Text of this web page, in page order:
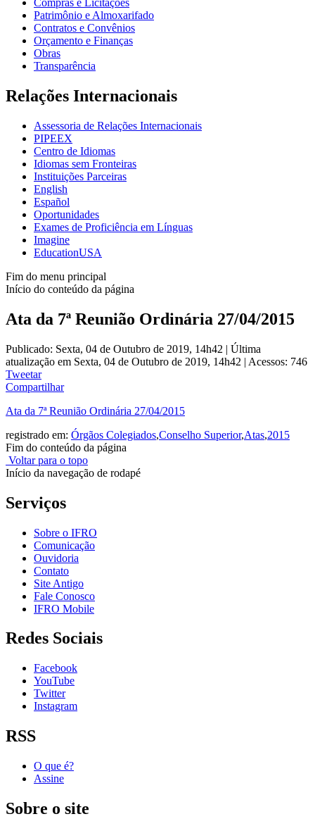
Compras e Licitações
Patrimônio e Almoxarifado
Contratos e Convênios
Orçamento e Finanças
Obras
Transparência
Relações Internacionais
Assessoria de Relações Internacionais
PIPEEX
Centro de Idiomas
Idiomas sem Fronteiras
Instituições Parceiras
English
Español
Oportunidades
Exames de Proficiência em Línguas
Imagine
EducationUSA
Fim do menu principal
Início do conteúdo da página
Ata da 7ª Reunião Ordinária 27/04/2015
Publicado: Sexta, 04 de Outubro de 2019, 14h42 | Última
atualização em Sexta, 04 de Outubro de 2019, 14h42 | Acessos: 746
Tweetar
Compartilhar
Ata da 7ª Reunião Ordinária 27/04/2015
registrado em: Órgãos Colegiados,Conselho Superior,Atas,2015
Fim do conteúdo da página
Voltar para o topo
Início da navegação de rodapé
Serviços
Sobre o IFRO
Comunicação
Ouvidoria
Contato
Site Antigo
Fale Conosco
IFRO Mobile
Redes Sociais
Facebook
YouTube
Twitter
Instagram
RSS
O que é?
Assine
Sobre o site